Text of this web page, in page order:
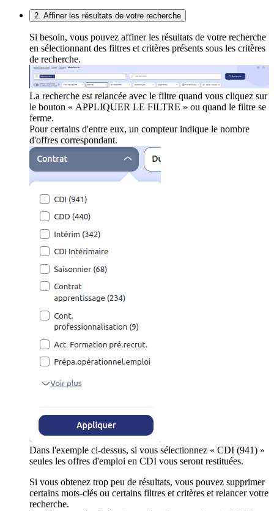
2. Affiner les résultats de votre recherche
Si besoin, vous pouvez affiner les résultats de votre recherche
en sélectionnant des filtres et critères présents sous les critères
de recherche.
La recherche est relancée avec le filtre quand vous cliquez sur
le bouton « APPLIQUER LE FILTRE » ou quand le filtre se
ferme.
Pour certains d'entre eux, un compteur indique le nombre
d'offres correspondant.
Dans l'exemple ci-dessus, si vous sélectionnez « CDI (941) »
seules les offres d'emploi en CDI vous seront restituées.
Si vous obtenez trop peu de résultats, vous pouvez supprimer
certains mots-clés ou certains filtres et critères et relancer votre
recherche.